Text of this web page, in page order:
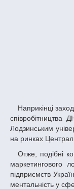
Наприкінці заходу відбулася продуктивна зустріч PhD Радослава Дзюби з проректором із науково-педагогічної роботи у сфері міжнародного
Лодзинським
на ринках
Отже, подібні конференції сприяють удосконаленню наукових досліджень із поліпшення логістичного сервісу в енергетиці та організації
маркетингового
підприємств
ментальність у